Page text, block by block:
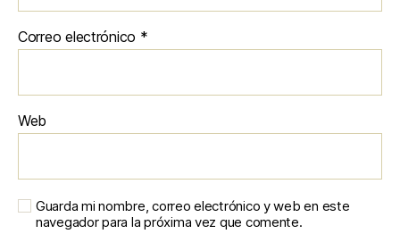
Correo electrónico *
Web
Guarda mi nombre, correo electrónico y web en este
navegador para la próxima vez que comente.